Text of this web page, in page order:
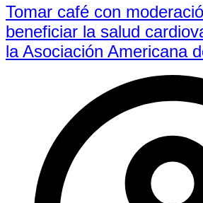
Tomar café con
beneficiar la salud
la Asociación Americana